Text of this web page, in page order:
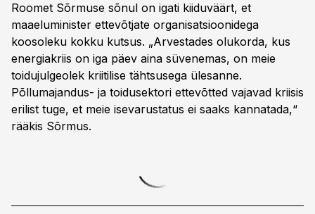
Roomet Sõrmuse sõnul on igati kiiduväärt, et
maaeluminister ettevõtjate organisatsioonidega
koosoleku kokku kutsus. „Arvestades olukorda, kus
energiakriis on iga päev aina süvenemas, on meie
toidujulgeolek kriitilise tähtsusega ülesanne.
Põllumajandus- ja toidusektori ettevõtted vajavad kriisis
erilist tuge, et meie isevarustatus ei saaks kannatada,“
rääkis Sõrmus.